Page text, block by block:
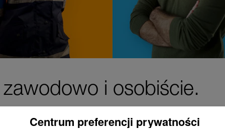
i osobiście.
Centrum preferencji prywatności